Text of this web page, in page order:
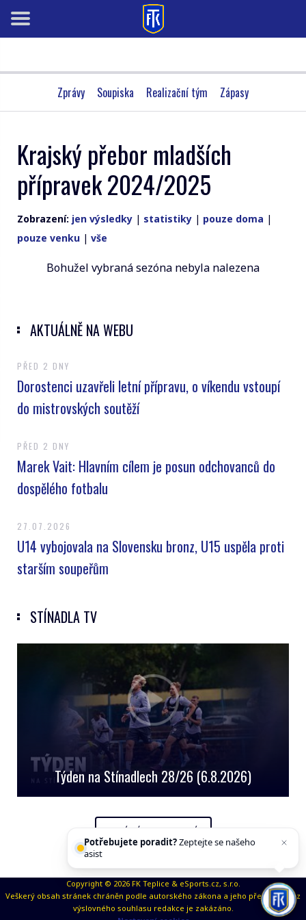
Zprávy Soupiska Realizační tým Zápasy
Krajský přebor mladších
přípravek 2024/2025
Zobrazení: jen výsledky | statistiky | pouze doma |
pouze venku | vše
Bohužel vybraná sezóna nebyla nalezena
AKTUÁLNĚ NA WEBU
PŘED 2 DNY
Dorostenci uzavřeli letní přípravu, o víkendu vstoupí
do mistrovských soutěží
PŘED 2 DNY
Marek Vait: Hlavním cílem je posun odchovanců do
dospělého fotbalu
27.07.2026
U14 vybojovala na Slovensku bronz, U15 uspěla proti
starším soupeřům
STÍNADLA TV
Týden na Stínadlech 28/26 (6.8.2026)
OFICIÁLNÍ YOUTUBE KANÁL
Copyright © 2026 FK Teplice & eSports.cz, s.r.o.
Veškerý obsah stránek chráněn podle autorského zákona a jeho přejímaní bez
výslovného souhlasu redakce je zakázáno.
Potřebujete poradit?Zeptejte se našeho
asistenta